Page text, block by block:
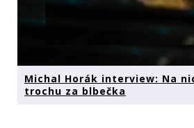
Michal Horák interview: Na
trochu za blbečka